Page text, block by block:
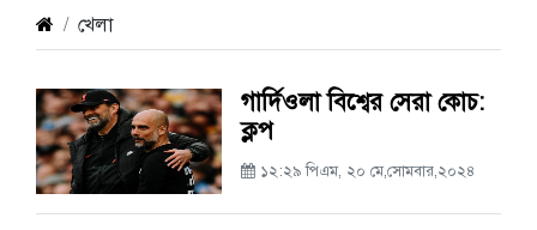
খেলা
গার্দিওলা বিশ্বের সেরা কোচ:
ক্লপ
১২:২৯ পিএম, ২০ মে,সোমবার,২০২৪